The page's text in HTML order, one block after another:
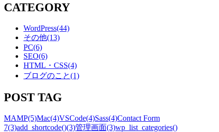
CATEGORY
WordPress(44)
その他(13)
PC(6)
SEO(6)
HTML・CSS(4)
ブログのこと(1)
POST TAG
MAMP(5)Mac(4)VSCode(4)Sass(4)Contact Form
7(3)add_shortcode()(3)管理画面(3)wp_list_categories()